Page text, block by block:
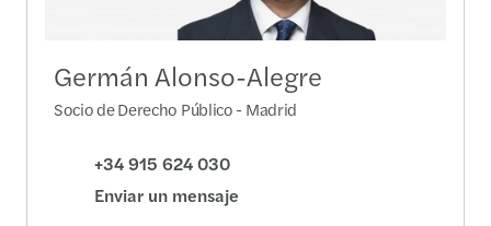
Germán Alonso-Alegre
Socio de Derecho Público - Madrid
+34 915 624 030
Enviar un mensaje